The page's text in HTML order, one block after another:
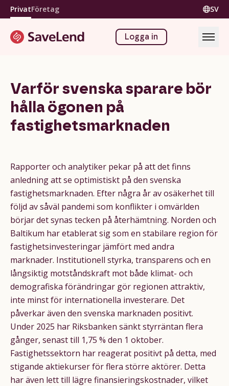
PrivatFöretag SV
Logga in
Varför svenska sparare bör
hålla ögonen på
fastighetsmarknaden
Rapporter och analytiker pekar på att det finns
anledning att se optimistiskt på den svenska
fastighetsmarknaden. Efter några år av osäkerhet till
följd av såväl pandemi som konflikter i omvärlden
börjar det synas tecken på återhämtning. Norden och
Baltikum har etablerat sig som en stabilare region för
fastighetsinvesteringar jämfört med andra
marknader. Institutionell styrka, transparens och en
långsiktig motståndskraft mot både klimat- och
demografiska förändringar gör regionen attraktiv,
inte minst för internationella investerare. Det
påverkar även den svenska marknaden positivt.
Under 2025 har Riksbanken sänkt styrräntan flera
gånger, senast till 1,75 % den 1 oktober.
Fastighetssektorn har reagerat positivt på detta, med
stigande aktiekurser för flera större aktörer. Detta
har även lett till lägre finansieringskostnader, vilket